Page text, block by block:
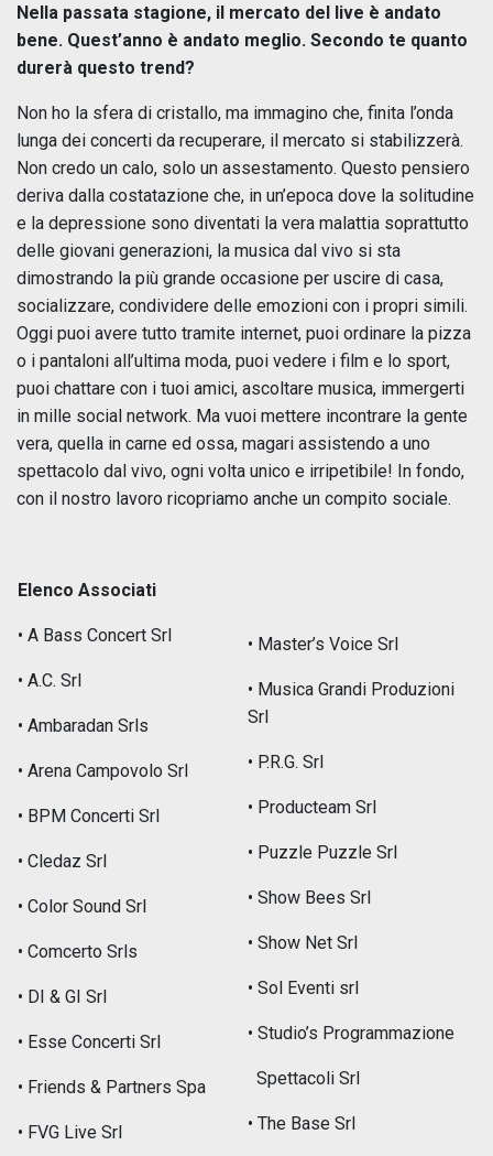
Nella passata stagione, il mercato del live è andato
bene. Quest’anno è andato meglio. Secondo te quanto
durerà questo trend?
Non ho la sfera di cristallo, ma immagino che, finita l’onda
lunga dei concerti da recuperare, il mercato si stabilizzerà.
Non credo un calo, solo un assestamento. Questo pensiero
deriva dalla costatazione che, in un’epoca dove la solitudine
e la depressione sono diventati la vera malattia soprattutto
delle giovani generazioni, la musica dal vivo si sta
dimostrando la più grande occasione per uscire di casa,
socializzare, condividere delle emozioni con i propri simili.
Oggi puoi avere tutto tramite internet, puoi ordinare la pizza
o i pantaloni all’ultima moda, puoi vedere i film e lo sport,
puoi chattare con i tuoi amici, ascoltare musica, immergerti
in mille social network. Ma vuoi mettere incontrare la gente
vera, quella in carne ed ossa, magari assistendo a uno
spettacolo dal vivo, ogni volta unico e irripetibile! In fondo,
con il nostro lavoro ricopriamo anche un compito sociale.
Elenco Associati
• A Bass Concert Srl
• A.C. Srl
• Ambaradan Srls
• Arena Campovolo Srl
• BPM Concerti Srl
• Cledaz Srl
• Color Sound Srl
• Comcerto Srls
• DI & GI Srl
• Esse Concerti Srl
• Friends & Partners Spa
• FVG Live Srl
• Master’s Voice Srl
• Musica Grandi Produzioni
Srl
• P.R.G. Srl
• Producteam Srl
• Puzzle Puzzle Srl
• Show Bees Srl
• Show Net Srl
• Sol Eventi srl
• Studio’s Programmazione
Spettacoli Srl
• The Base Srl